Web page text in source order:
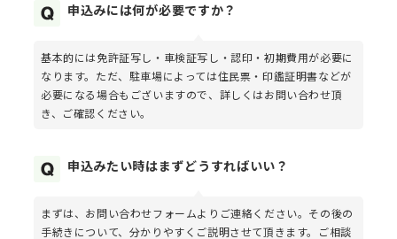
申込みには何が必要ですか？
基本的には免許証写し・車検証写し・認印・初期費用が必要に
なります。ただ、駐車場によっては住民票・印鑑証明書などが
必要になる場合もございますので、詳しくはお問い合わせ頂
き、ご確認ください。
申込みたい時はまずどうすればいい？
まずは、お問い合わせフォームよりご連絡ください。その後の
手続きについて、分かりやすくご説明させて頂きます。ご相談